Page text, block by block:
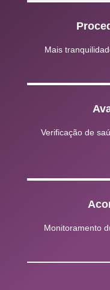
Mais
Verificação de
Monitoramento